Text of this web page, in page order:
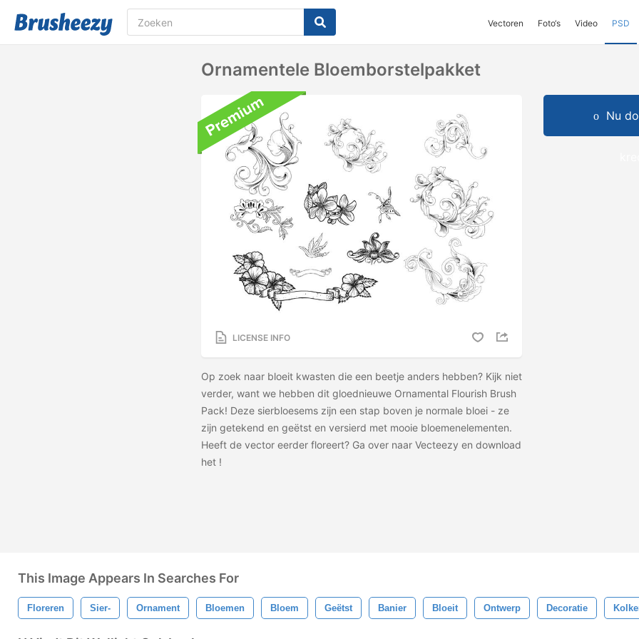
Vectoren Foto‘s Video PSD
Ornamentele Bloemborstelpakket
LICENSE INFO
Op zoek naar bloeit kwasten die een beetje anders hebben? Kijk niet
verder, want we hebben dit gloednieuwe Ornamental Flourish Brush
Pack! Deze sierbloesems zijn een stap boven je normale bloei - ze
zijn getekend en geëtst en versierd met mooie bloemenelementen.
Heeft de vector eerder floreert? Ga over naar Vecteezy en download
het !
Nu
This Image Appears In Searches For
Floreren Sier- Ornament Bloemen Bloem Geëtst Banier Bloeit Ontwerp Decoratie